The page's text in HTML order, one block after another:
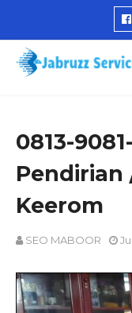
0813-
Pendirian
Keerom
SEO MABOOR